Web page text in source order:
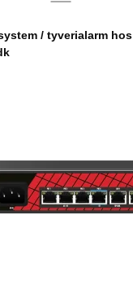
/ tyverialarm hos